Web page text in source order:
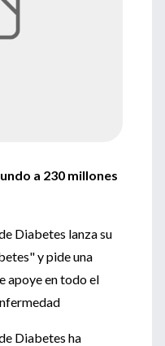
a 230 millones
Diabetes lanza su
y pide una
apoye en todo el
Diabetes ha